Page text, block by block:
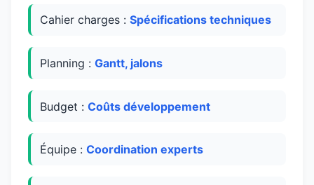
Cahier charges : Spécifications techniques
Planning : Gantt, jalons
Budget : Coûts développement
Équipe : Coordination experts